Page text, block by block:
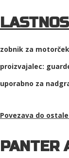
zobnik za motorček
proizvajalec:
uporabno za
Povezava do
PANTER